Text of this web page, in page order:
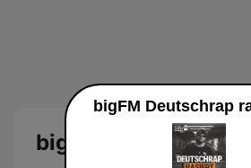
bigFM Deutschrap